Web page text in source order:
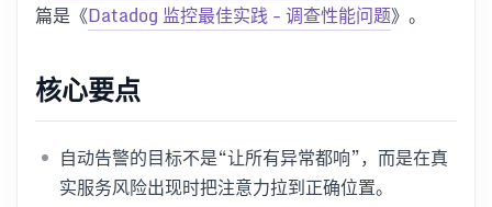
篇是《Datadog 监控最佳实践 - 调查性能问题》。
核心要点
自动告警的目标不是“让所有异常都响”，而是在真
实服务风险出现时把注意力拉到正确位置。